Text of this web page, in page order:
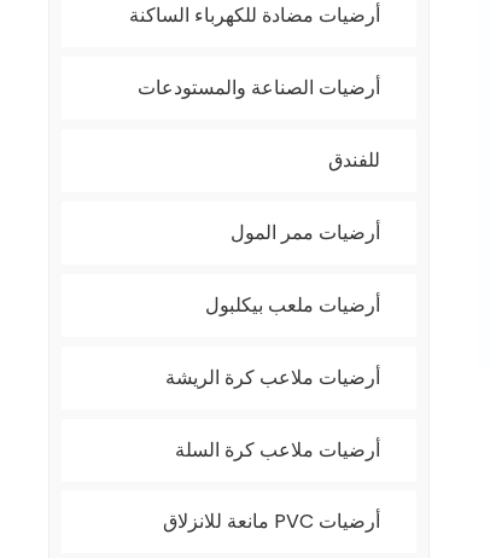
أرضيات مضادة للكهرباء الساكنة
أرضيات الصناعة والمستودعات
للفندق
أرضيات ممر المول
أرضيات ملعب بيكلبول
أرضيات ملاعب كرة الريشة
أرضيات ملاعب كرة السلة
أرضيات PVC مانعة للانزلاق